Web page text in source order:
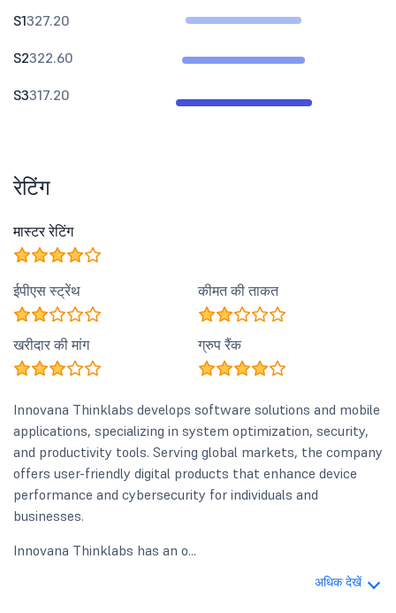
S1327.20
S2322.60
S3317.20
रेटिंग
मास्टर रेटिंग
ईपीएस स्ट्रेंथ कीमत की ताकत
खरीदार की मांग ग्रुप रैंक
Innovana Thinklabs develops software solutions and mobile
applications, specializing in system optimization, security,
and productivity tools. Serving global markets, the company
offers user-friendly digital products that enhance device
performance and cybersecurity for individuals and
businesses.
Innovana Thinklabs has an o...
अधिक देखें